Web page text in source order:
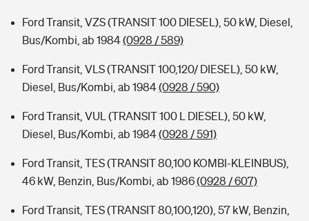
Ford Transit, VZS (TRANSIT 100 DIESEL), 50 kW, Diesel,
Bus/Kombi, ab 1984(0928 / 589)
Ford Transit, VLS (TRANSIT 100,120/ DIESEL), 50 kW,
Diesel, Bus/Kombi, ab 1984(0928 / 590)
Ford Transit, VUL (TRANSIT 100 L DIESEL), 50 kW,
Diesel, Bus/Kombi, ab 1984(0928 / 591)
Ford Transit, TES (TRANSIT 80,100 KOMBI-KLEINBUS),
46 kW, Benzin, Bus/Kombi, ab 1986(0928 / 607)
Ford Transit, TES (TRANSIT 80,100,120), 57 kW, Benzin,